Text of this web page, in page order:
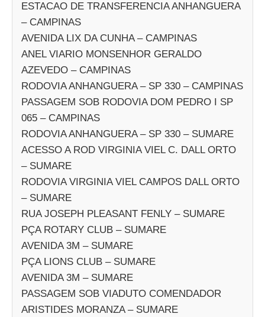
ESTACAO DE TRANSFERENCIA ANHANGUERA
– CAMPINAS
AVENIDA LIX DA CUNHA – CAMPINAS
ANEL VIARIO MONSENHOR GERALDO
AZEVEDO – CAMPINAS
RODOVIA ANHANGUERA – SP 330 – CAMPINAS
PASSAGEM SOB RODOVIA DOM PEDRO I SP
065 – CAMPINAS
RODOVIA ANHANGUERA – SP 330 – SUMARE
ACESSO A ROD VIRGINIA VIEL C. DALL ORTO
– SUMARE
RODOVIA VIRGINIA VIEL CAMPOS DALL ORTO
– SUMARE
RUA JOSEPH PLEASANT FENLY – SUMARE
PÇA ROTARY CLUB – SUMARE
AVENIDA 3M – SUMARE
PÇA LIONS CLUB – SUMARE
AVENIDA 3M – SUMARE
PASSAGEM SOB VIADUTO COMENDADOR
ARISTIDES MORANZA – SUMARE